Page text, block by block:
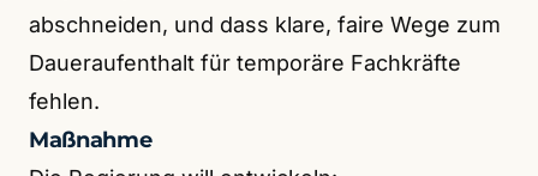
abschneiden, und dass klare, faire Wege zum
Daueraufenthalt für temporäre Fachkräfte
fehlen.
Maßnahme